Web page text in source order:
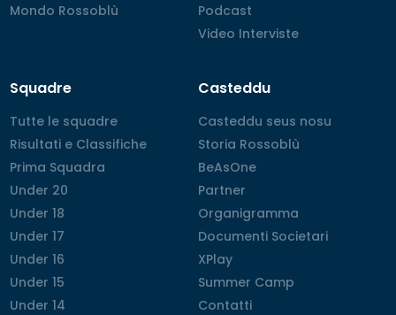
Mondo Rossoblù
Mondo Rossoblù
Podcast
Podcast
Video Interviste
Video Interviste
Squadre
Tutte le squadre
Tutte le squadre
Risultati e Classifiche
Risultati e Classifiche
Prima Squadra
Prima Squadra
Under 20
Under 20
Under 18
Under 18
Under 17
Under 17
Under 16
Under 16
Under 15
Under 15
Under 14
Under 14
Casteddu
Casteddu seus nosu
Casteddu seus nosu
Storia Rossoblù
Storia Rossoblù
BeAsOne
BeAsOne
Partner
Partner
Organigramma
Organigramma
Documenti Societari
Documenti Societari
XPlay
XPlay
Summer Camp
Summer Camp
Contatti
Contatti